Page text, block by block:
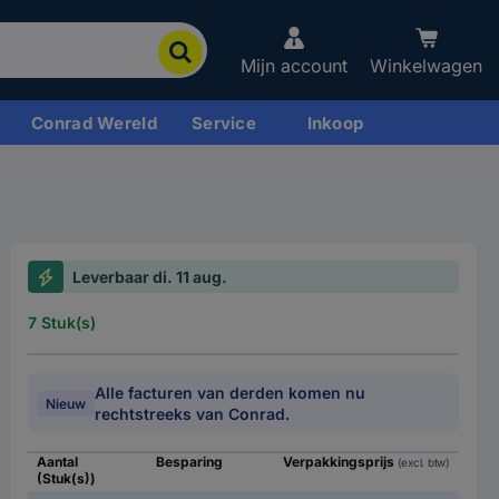
Mijn account Winkelwagen
Conrad Wereld Service Inkoop
Leverbaar di. 11 aug.
7 Stuk(s)
Nieuw
Alle facturen van derden komen nu
rechtstreeks van Conrad.
Aantal
(Stuk(s))
Besparing Verpakkingsprijs (excl. btw)